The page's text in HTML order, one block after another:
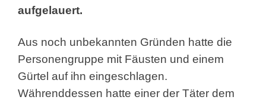
aufgelauert.
Aus noch unbekannten Gründen hatte die
Personengruppe mit Fäusten und einem
Gürtel auf ihn eingeschlagen.
Währenddessen hatte einer der Täter dem